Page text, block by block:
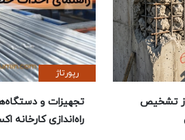
تشخیص
رپورتاژ
تجهیزات و
راه‌اندازی کارخانه